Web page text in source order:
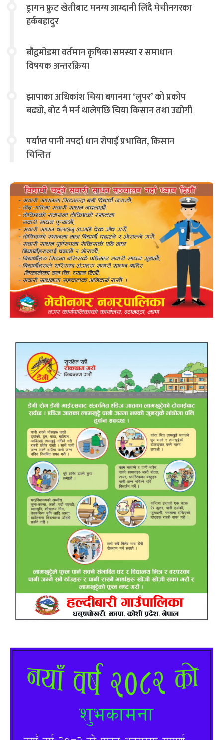
ड्रागन फ्रुट खेतीबाट मनग्य आम्दानी लिँदै मेचीनगरका
हर्कबहादुर
बौद्वमोडमा वर्तमान कृषिका समस्या र समाधान
विषयक अन्तरक्रिया
झापाका अधिकांश चिया बगानमा ‘लुपर’ को प्रकोप
बढ्यो, बोट नै मर्न थालेपछि चिया किसान तथा उद्योगी
पर्याप्त पानी नपर्दा धान रोपाइँ प्रभावित, किसान
चिन्तित